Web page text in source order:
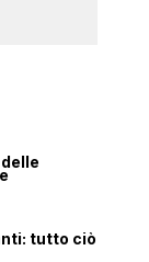
tutto ciò